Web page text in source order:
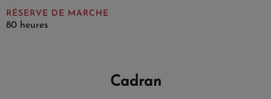
RÉSERVE DE MARCHE
80 heures
Cadran